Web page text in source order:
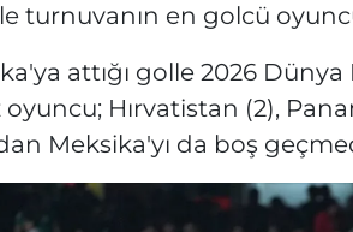
turnuvanın en golcü
attığı golle 2026
oyuncu; Hırvatistan (2),
Meksika'yı da boş